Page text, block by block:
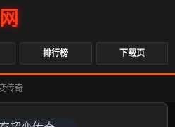
排行榜 下载页
传奇